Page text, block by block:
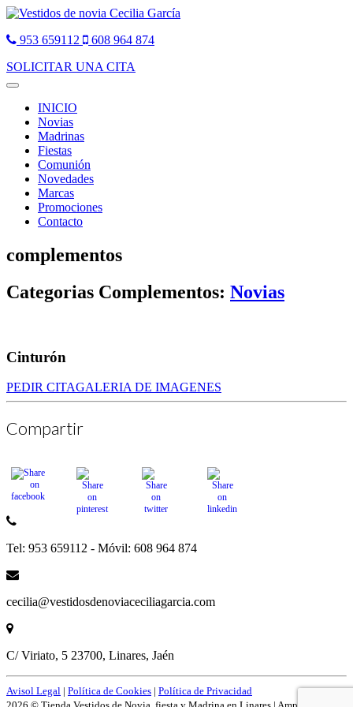
953 659112
608 964 874
SOLICITAR UNA CITA
Toggle
navigationINICIO
Novias
Madrinas
Fiestas
Comunión
Novedades
Marcas
Promociones
Contacto
complementos
Categorias Complementos: Novias
Cinturón
PEDIR CITAGALERIA DE IMAGENES
Compartir
Tel: 953 659112 - Móvil: 608 964 874
cecilia@vestidosdenoviaceciliagarcia.com
C/ Viriato, 5 23700, Linares, Jaén
Avisol Legal | Política de Cookies | Política de Privacidad